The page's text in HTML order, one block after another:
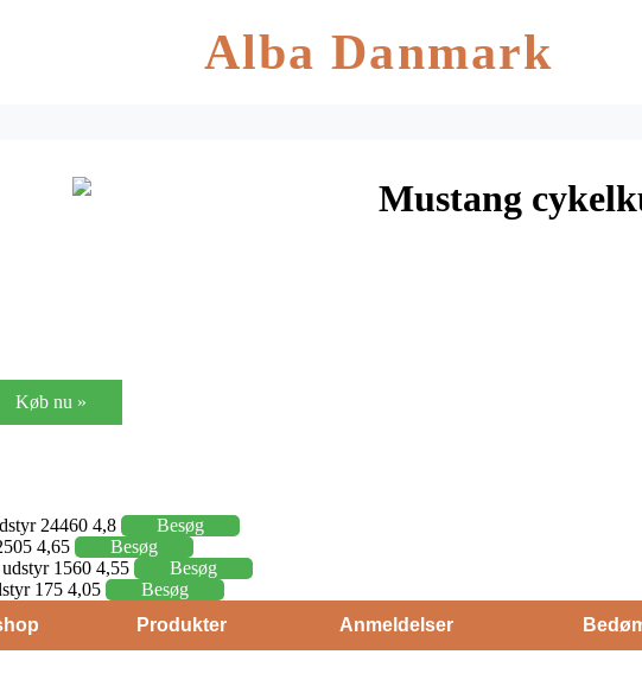
Alba Danmark
Mustang
Køb nu »
24460 4,8
Besøg
4,65
Besøg
1560 4,55
Besøg
175 4,05
Besøg
Produkter Anmeldelser